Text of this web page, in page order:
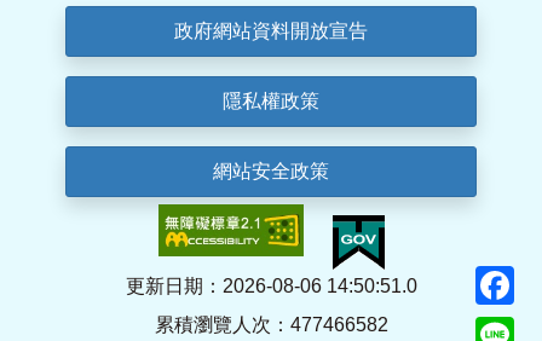
政府網站資料開放宣告
隱私權政策
網站安全政策
更新日期：2026-08-06 14:50:51.0
累積瀏覽人次：477466582